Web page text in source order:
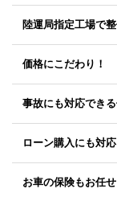
陸運局指定工場で
価格にこだわり！
事故にも対応でき
ローン購入にも対応
お車の保険もお任せ